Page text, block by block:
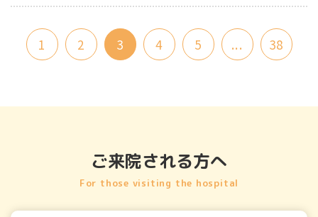
1 2 3 4 5 ... 38
ご来院される方へ
For those visiting the hospital